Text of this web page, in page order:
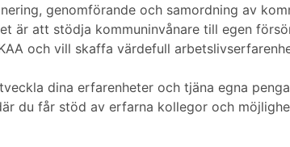
genomförande och samordning av
är att stödja kommuninvånare till egen
och vill skaffa värdefull
dina erfarenheter och tjäna egna
du får stöd av erfarna kollegor och